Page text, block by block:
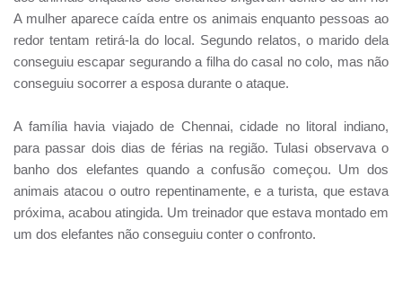
A mulher aparece caída entre os animais enquanto pessoas ao
redor tentam retirá-la do local. Segundo relatos, o marido dela
conseguiu escapar segurando a filha do casal no colo, mas não
conseguiu socorrer a esposa durante o ataque.
A família havia viajado de Chennai, cidade no litoral indiano,
para passar dois dias de férias na região. Tulasi observava o
banho dos elefantes quando a confusão começou. Um dos
animais atacou o outro repentinamente, e a turista, que estava
próxima, acabou atingida. Um treinador que estava montado em
um dos elefantes não conseguiu conter o confronto.